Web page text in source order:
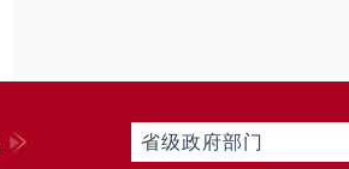
省级政府部门